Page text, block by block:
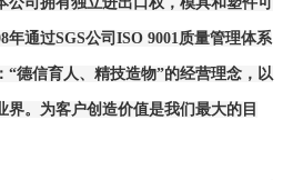
年通过SGS公司ISO 9001质量管理体系
“德信育人、精技造物”的经营理念，以
界。为客户创造价值是我们最大的目